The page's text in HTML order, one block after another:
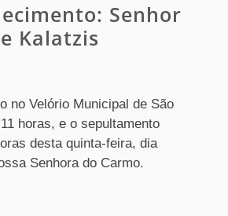
Senhor
Kalatzis
no Velório Municipal de São
horas, e o sepultamento
desta quinta-feira, dia
Senhora do Carmo.